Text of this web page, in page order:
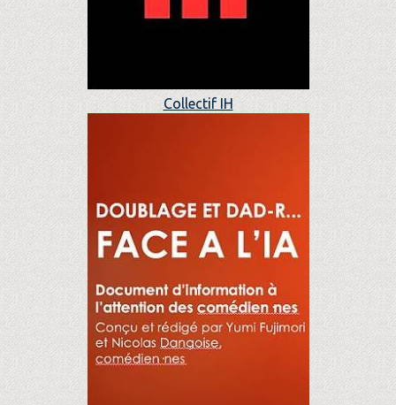
Collectif IH